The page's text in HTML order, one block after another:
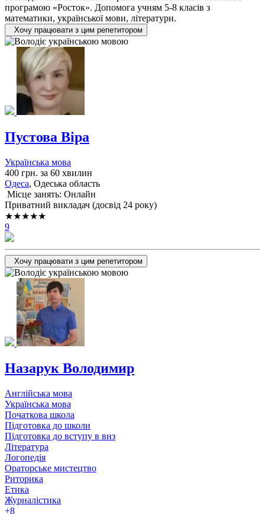
програмою «Росток». Допомога учням 5-8 класів з
математики, української мови, літератури.
Хочу працювати з цим репетитором
Пустова Віра
Українська мова
400 грн. за 60 хвилин
Одеса, Одеська область
Місце занять: Онлайн
Приватний викладач (досвід 24 року)
★★★★★
9
Хочу працювати з цим репетитором
Назарук Володимир
Англійська мова
Українська мова
Початкова школа
Підготовка до школи
Підготовка до вступу в внз
Література
Логопедія
Ораторське мистецтво
Риторика
Етика
Журналістика
+8